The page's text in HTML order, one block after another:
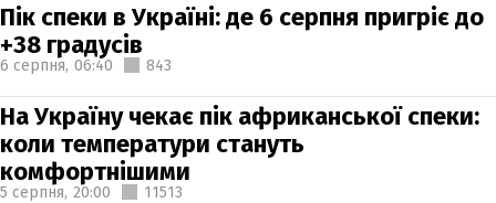
Пік спеки в Україні: де 6 серпня пригріє до
+38 градусів
6 серпня, 06:40 843
На Україну чекає пік африканської спеки:
коли температури стануть
комфортнішими
5 серпня, 20:00 11513